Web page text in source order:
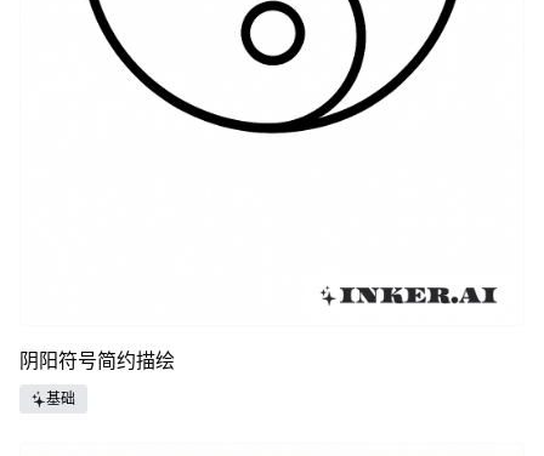
阴阳符号简约描绘
基础